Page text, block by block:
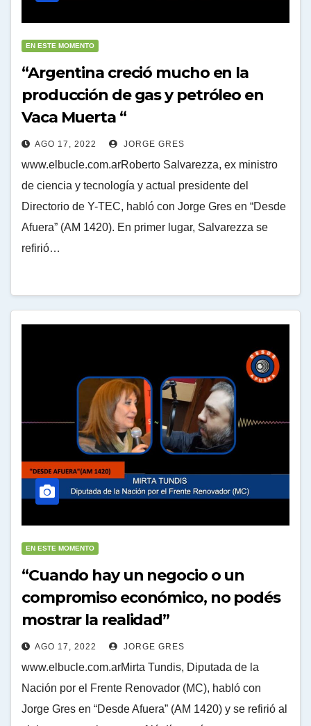
EN ESTE MOMENTO
“Argentina creció mucho en la
producción de gas y petróleo en
Vaca Muerta “
AGO 17, 2022 JORGE GRES
www.elbucle.com.arRoberto Salvarezza, ex ministro
de ciencia y tecnología y actual presidente del
Directorio de Y-TEC, habló con Jorge Gres en “Desde
Afuera” (AM 1420). En primer lugar, Salvarezza se
refirió…
EN ESTE MOMENTO
“Cuando hay un negocio o un
compromiso económico, no podés
mostrar la realidad”
AGO 17, 2022 JORGE GRES
www.elbucle.com.arMirta Tundis, Diputada de la
Nación por el Frente Renovador (MC), habló con
Jorge Gres en “Desde Afuera” (AM 1420) y se refirió al